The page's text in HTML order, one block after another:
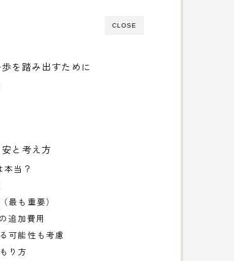
CLOSE
を踏み出すために
と考え方
当？
最も重要）
追加費用
可能性も考慮
り方